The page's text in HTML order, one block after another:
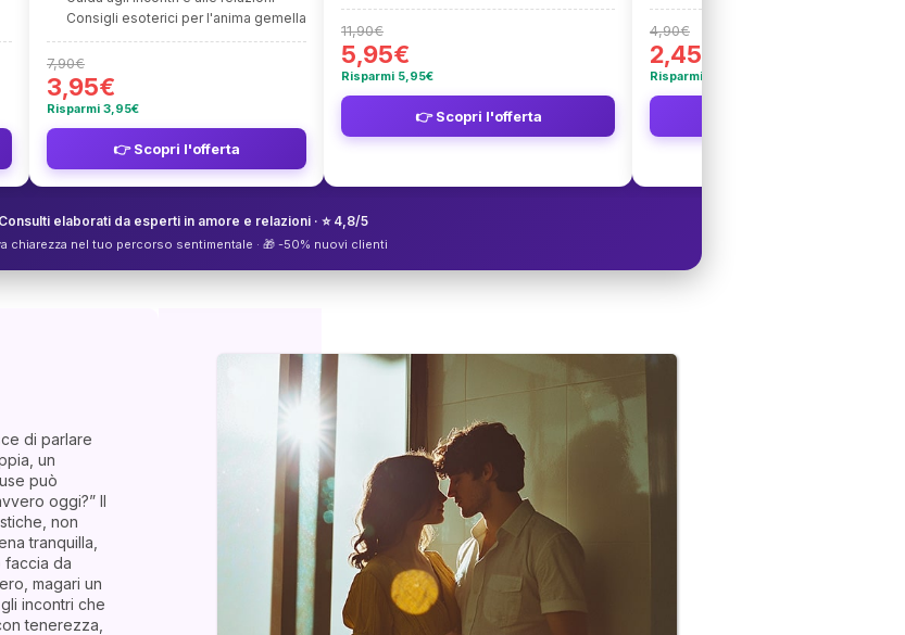
Consigli esoterici per l'anima gemella
7,90€
3,95€
Risparmi 3,95€
👉 Scopri l'offerta
11,90€
5,95€
Risparmi 5,95€
👉 Scopri l'offerta
4,90€
2,45€
Risparmi 2,45€
elaborati da esperti in amore e relazioni · ⭐ 4,8/5
chiarezza nel tuo percorso sentimentale · 🎁 -50% nuovi clienti
di parlare
un
può
oggi?” Il
non
tranquilla,
faccia da
magari un
incontri che
tenerezza,